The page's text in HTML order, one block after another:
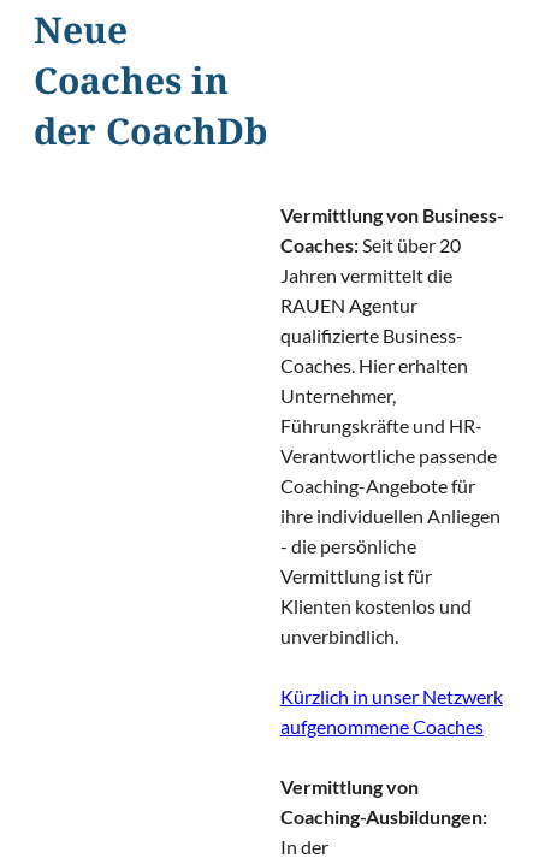
Neue
Coaches in
der CoachDb
Vermittlung von Business-
Coaches:Seit über 20
Jahren vermittelt die
RAUEN Agentur
qualifizierte Business-
Coaches. Hier erhalten
Unternehmer,
Führungskräfte und HR-
Verantwortliche passende
Coaching-Angebote für
ihre individuellen Anliegen
- die persönliche
Vermittlung ist für
Klienten kostenlos und
unverbindlich.
Kürzlich in unser Netzwerk
aufgenommene Coaches
Vermittlung von
Coaching-Ausbildungen:
In der